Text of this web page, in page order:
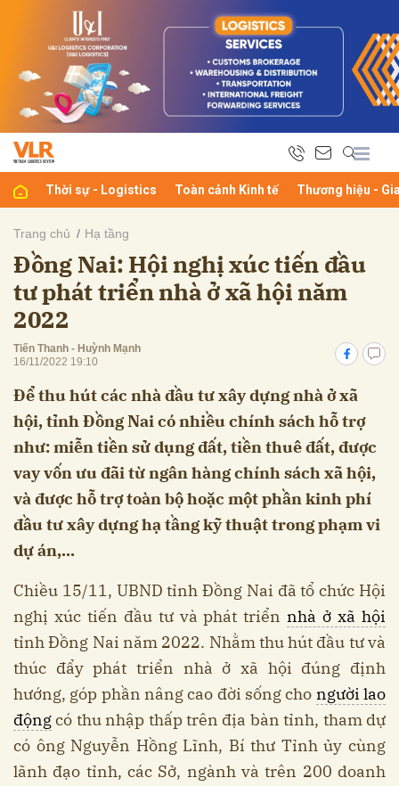
Thời sự - Logistics Toàn cảnh Kinh tế Thương hiệu -
Trang chủ Hạ tầng
Đồng Nai: Hội nghị xúc tiến đầu
tư phát triển nhà ở xã hội năm
2022
Tiến Thanh - Huỳnh Mạnh
16/11/2022 19:10
Để thu hút các nhà đầu tư xây dựng nhà ở xã
hội, tỉnh Đồng Nai có nhiều chính sách hỗ trợ
như: miễn tiền sử dụng đất, tiền thuê đất, được
vay vốn ưu đãi từ ngân hàng chính sách xã hội,
và được hỗ trợ toàn bộ hoặc một phần kinh phí
đầu tư xây dựng hạ tầng kỹ thuật trong phạm vi
dự án,...
Chiều 15/11, UBND tỉnh Đồng Nai đã tổ chức Hội
nghị xúc tiến đầu tư và phát triểnnhà ở xã hội
tỉnh Đồng Nai năm 2022. Nhằm thu hút đầu tư và
thúc đẩy phát triển nhà ở xã hội đúng định
hướng, góp phần nâng cao đời sống cho người lao
độngcó thu nhập thấp trên địa bàn tỉnh, tham dự
có ông Nguyễn Hồng Lĩnh, Bí thư Tỉnh ủy cùng
lãnh đạo tỉnh, các Sở, ngành và trên 200 doanh
luận
Hủy